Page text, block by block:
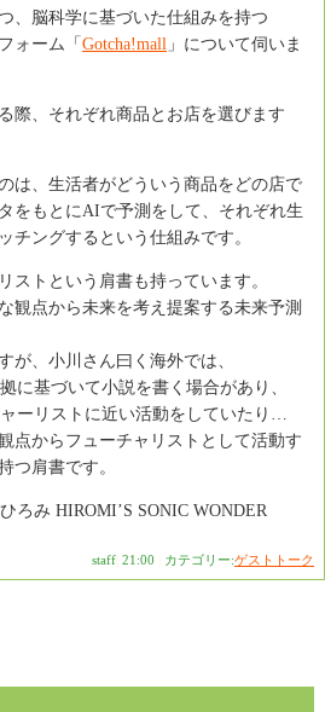
、脳科学に基づいた仕組みを持つ
ォーム「Gotcha!mall 」について伺いま
際、それぞれ商品とお店を選びます
は、生活者がどういう商品をどの店で
をもとにAIで予測をして、それぞれ生
チングするという仕組みです。
ストという肩書も持っています。
観点から未来を考え提案する未来予測
が、小川さん曰く海外では、
に基づいて小説を書く場合があり、
ーリストに近い活動をしていたり…
点からフューチャリストとして活動す
つ肩書です。
ろみ HIROMI’S SONIC WONDER
staff 21:00 カテゴリー:ゲストトーク